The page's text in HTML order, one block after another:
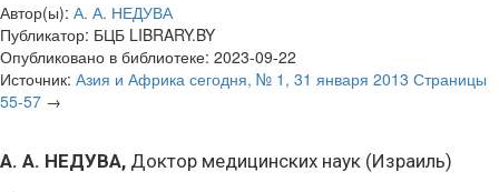
Автор(ы): А. А. НЕДУВА
Публикатор: БЦБ LIBRARY.BY
Опубликовано в библиотеке: 2023-09-22
Источник: Азия и Африка сегодня, № 1, 31 января 2013 Страницы
55-57 →
А. А. НЕДУВА, Доктор медицинских наук (Израиль)